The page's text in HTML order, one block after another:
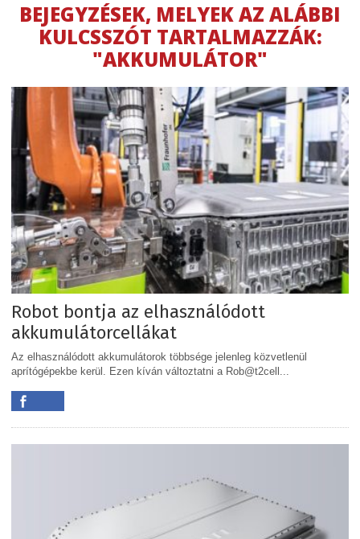
BEJEGYZÉSEK, MELYEK AZ ALÁBBI
KULCSSZÓT TARTALMAZZÁK:
"AKKUMULÁTOR"
Robot bontja az elhasználódott
akkumulátorcellákat
Az elhasználódott akkumulátorok többsége jelenleg közvetlenül
aprítógépekbe kerül. Ezen kíván változtatni a Rob@t2cell...